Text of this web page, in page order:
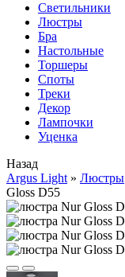
Cветильники
Люстры
Бра
Настольные
Торшеры
Споты
Треки
Декор
Лампочки
Уценка
Назад
Argus Light » Люстры
Gloss D55